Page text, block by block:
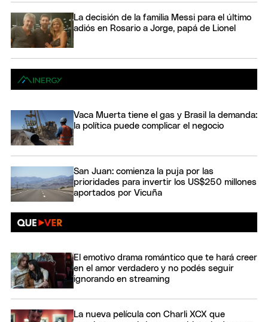
La decisión de la familia Messi para el último
adiós en Rosario a Jorge, papá de Lionel
Vaca Muerta tiene el gas y Brasil la demanda:
la política puede complicar el negocio
San Juan: comienza la puja por las
prioridades para invertir los US$250 millones
aportados por Vicuña
El emotivo drama romántico que te hará creer
en el amor verdadero y no podés seguir
ignorando en streaming
La nueva película con Charli XCX que